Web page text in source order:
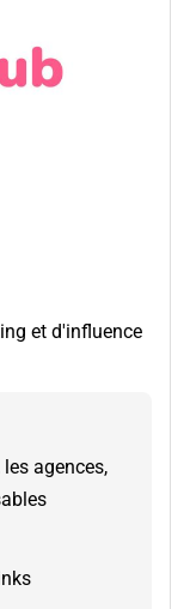
et d'influence
agences,